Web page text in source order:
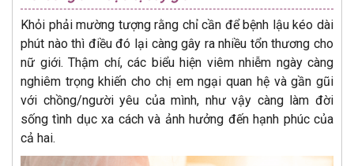
Khỏi phải mường tượng rằng chỉ cần để bệnh lậu kéo dài
phút nào thì điều đó lại càng gây ra nhiều tổn thương cho
nữ giới. Thậm chí, các biểu hiện viêm nhiễm ngày càng
nghiêm trọng khiến cho chị em ngại quan hệ và gần gũi
với chồng/người yêu của mình, như vậy càng làm đời
sống tình dục xa cách và ảnh hưởng đến hạnh phúc của
cả hai.